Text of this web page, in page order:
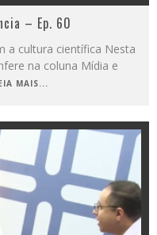
– Ep. 60
a cultura científica Nesta
na coluna Mídia e
MAIS...